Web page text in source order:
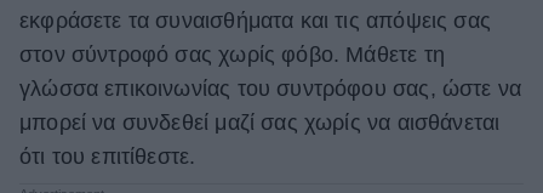
εκφράσετε τα συναισθήματα και τις απόψεις σας
στον σύντροφό σας χωρίς φόβο. Μάθετε τη
γλώσσα επικοινωνίας του συντρόφου σας, ώστε να
μπορεί να συνδεθεί μαζί σας χωρίς να αισθάνεται
ότι του επιτίθεστε.